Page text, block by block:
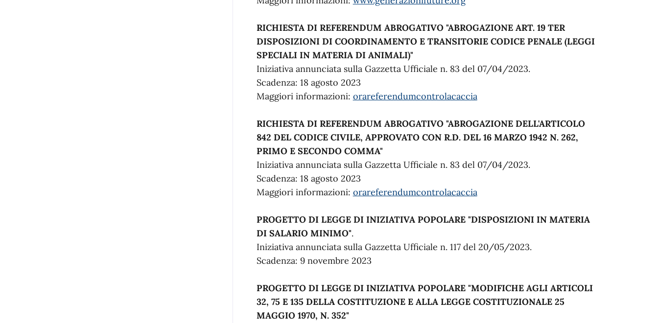
RICHIESTA DI REFERENDUM ABROGATIVO "ABROGAZIONE ART. 19 TER
DISPOSIZIONI DI COORDINAMENTO E TRANSITORIE CODICE PENALE (LEGGI
SPECIALI IN MATERIA DI ANIMALI)"
Iniziativa annunciata sulla Gazzetta Ufficiale n. 83 del 07/04/2023.
Scadenza: 18 agosto 2023
Maggiori informazioni: orareferendumcontrolacaccia
RICHIESTA DI REFERENDUM ABROGATIVO "ABROGAZIONE DELL'ARTICOLO
842 DEL CODICE CIVILE, APPROVATO CON R.D. DEL 16 MARZO 1942 N. 262,
PRIMO E SECONDO COMMA"
Iniziativa annunciata sulla Gazzetta Ufficiale n. 83 del 07/04/2023.
Scadenza: 18 agosto 2023
Maggiori informazioni: orareferendumcontrolacaccia
PROGETTO DI LEGGE DI INIZIATIVA POPOLARE "DISPOSIZIONI IN MATERIA
DI SALARIO MINIMO".
Iniziativa annunciata sulla Gazzetta Ufficiale n. 117 del 20/05/2023.
Scadenza: 9 novembre 2023
PROGETTO DI LEGGE DI INIZIATIVA POPOLARE "MODIFICHE AGLI ARTICOLI
32, 75 E 135 DELLA COSTITUZIONE E ALLA LEGGE COSTITUZIONALE 25
MAGGIO 1970, N. 352"